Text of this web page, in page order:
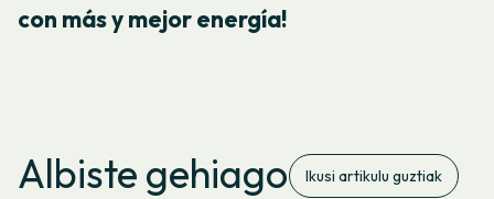
con más y mejor energía!
Albiste gehiago Ikusi artikulu guztiak